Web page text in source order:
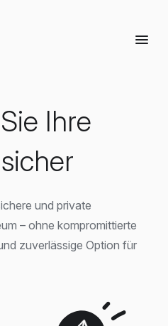
Ihre
sicher
und private
– ohne kompromittierte
zuverlässige Option für